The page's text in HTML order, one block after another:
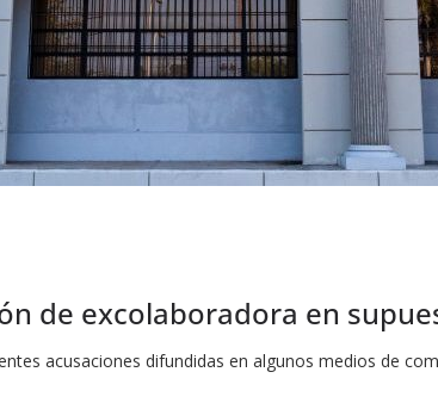
de excolaboradora en
acusaciones difundidas en algunos medios de